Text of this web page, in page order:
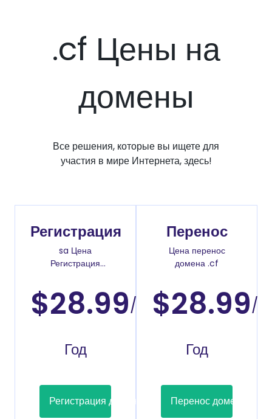
.cf Цены на
домены
Все решения, которые вы ищете для
участия в мире Интернета, здесь!
Регистрация
sa Цена
Регистрация
$28.99/
Год
Регистрация домена
Перенос
Цена перенос
домена .cf
$28.99/
Год
Перенос домена